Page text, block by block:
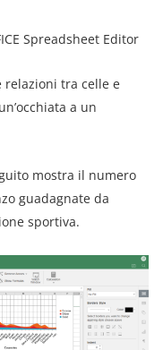
Spreadsheet Editor
relazioni tra celle e
a un
mostra il numero
guadagnate da
sportiva.